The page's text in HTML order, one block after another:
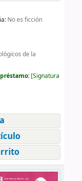
No es ficción
de la
Signatura